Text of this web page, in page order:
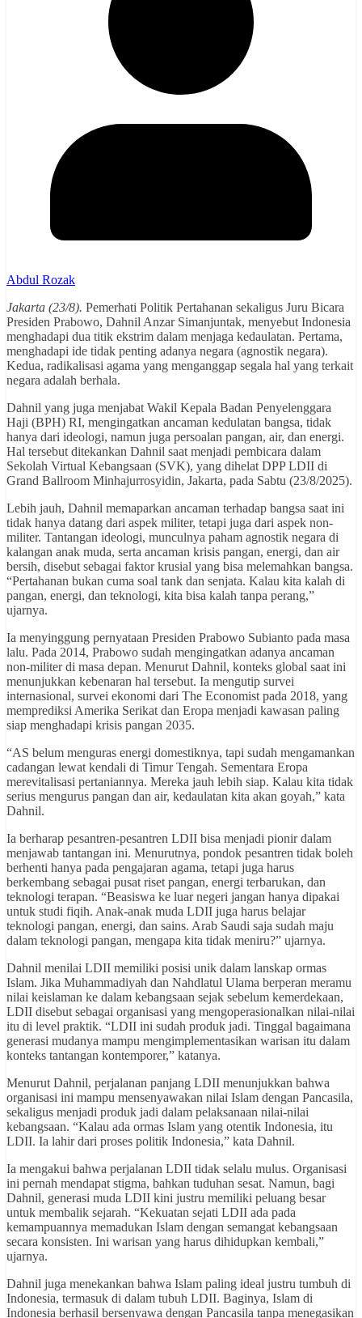
Abdul Rozak
Jakarta (23/8). Pemerhati Politik Pertahanan sekaligus Juru Bicara
Presiden Prabowo, Dahnil Anzar Simanjuntak, menyebut Indonesia
menghadapi dua titik ekstrim dalam menjaga kedaulatan. Pertama,
menghadapi ide tidak penting adanya negara (agnostik negara).
Kedua, radikalisasi agama yang menganggap segala hal yang terkait
negara adalah berhala.
Dahnil yang juga menjabat Wakil Kepala Badan Penyelenggara
Haji (BPH) RI, mengingatkan ancaman kedulatan bangsa, tidak
hanya dari ideologi, namun juga persoalan pangan, air, dan energi.
Hal tersebut ditekankan Dahnil saat menjadi pembicara dalam
Sekolah Virtual Kebangsaan (SVK), yang dihelat DPP LDII di
Grand Ballroom Minhajurrosyidin, Jakarta, pada Sabtu (23/8/2025).
Lebih jauh, Dahnil memaparkan ancaman terhadap bangsa saat ini
tidak hanya datang dari aspek militer, tetapi juga dari aspek non-
militer. Tantangan ideologi, munculnya paham agnostik negara di
kalangan anak muda, serta ancaman krisis pangan, energi, dan air
bersih, disebut sebagai faktor krusial yang bisa melemahkan bangsa.
“Pertahanan bukan cuma soal tank dan senjata. Kalau kita kalah di
pangan, energi, dan teknologi, kita bisa kalah tanpa perang,”
ujarnya.
Ia menyinggung pernyataan Presiden Prabowo Subianto pada masa
lalu. Pada 2014, Prabowo sudah mengingatkan adanya ancaman
non-militer di masa depan. Menurut Dahnil, konteks global saat ini
menunjukkan kebenaran hal tersebut. Ia mengutip survei
internasional, survei ekonomi dari The Economist pada 2018, yang
memprediksi Amerika Serikat dan Eropa menjadi kawasan paling
siap menghadapi krisis pangan 2035.
“AS belum menguras energi domestiknya, tapi sudah mengamankan
cadangan lewat kendali di Timur Tengah. Sementara Eropa
merevitalisasi pertaniannya. Mereka jauh lebih siap. Kalau kita tidak
serius mengurus pangan dan air, kedaulatan kita akan goyah,” kata
Dahnil.
Ia berharap pesantren-pesantren LDII bisa menjadi pionir dalam
menjawab tantangan ini. Menurutnya, pondok pesantren tidak boleh
berhenti hanya pada pengajaran agama, tetapi juga harus
berkembang sebagai pusat riset pangan, energi terbarukan, dan
teknologi terapan. “Beasiswa ke luar negeri jangan hanya dipakai
untuk studi fiqih. Anak-anak muda LDII juga harus belajar
teknologi pangan, energi, dan sains. Arab Saudi saja sudah maju
dalam teknologi pangan, mengapa kita tidak meniru?” ujarnya.
Dahnil menilai LDII memiliki posisi unik dalam lanskap ormas
Islam. Jika Muhammadiyah dan Nahdlatul Ulama berperan meramu
nilai keislaman ke dalam kebangsaan sejak sebelum kemerdekaan,
LDII disebut sebagai organisasi yang mengoperasionalkan nilai-nilai
itu di level praktik. “LDII ini sudah produk jadi. Tinggal bagaimana
generasi mudanya mampu mengimplementasikan warisan itu dalam
konteks tantangan kontemporer,” katanya.
Menurut Dahnil, perjalanan panjang LDII menunjukkan bahwa
organisasi ini mampu mensenyawakan nilai Islam dengan Pancasila,
sekaligus menjadi produk jadi dalam pelaksanaan nilai-nilai
kebangsaan. “Kalau ada ormas Islam yang otentik Indonesia, itu
LDII. Ia lahir dari proses politik Indonesia,” kata Dahnil.
Ia mengakui bahwa perjalanan LDII tidak selalu mulus. Organisasi
ini pernah mendapat stigma, bahkan tuduhan sesat. Namun, bagi
Dahnil, generasi muda LDII kini justru memiliki peluang besar
untuk membalik sejarah. “Kekuatan sejati LDII ada pada
kemampuannya memadukan Islam dengan semangat kebangsaan
secara konsisten. Ini warisan yang harus dihidupkan kembali,”
ujarnya.
Dahnil juga menekankan bahwa Islam paling ideal justru tumbuh di
Indonesia, termasuk di dalam tubuh LDII. Baginya, Islam di
Indonesia berhasil bersenyawa dengan Pancasila tanpa menegasikan